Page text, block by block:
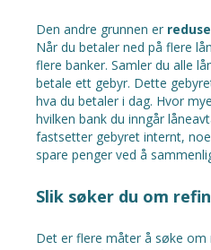
Den andre grunnen er
Når du betaler ned på flere
flere banker. Samler du alle
betale ett gebyr. Dette
hva du betaler i dag. Hvor
hvilken bank du inngår
fastsetter gebyret internt,
spare penger ved å
Slik søker du om
Det er flere måter å søke om